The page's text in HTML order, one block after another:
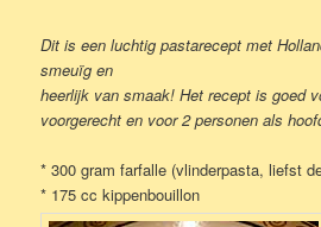
Dit is een luchtig pastarecept met
smeuïg en
heerlijk van smaak! Het recept is goed
voorgerecht en voor 2 personen als
* 300 gram farfalle (vlinderpasta, liefst
* 175 cc kippenbouillon